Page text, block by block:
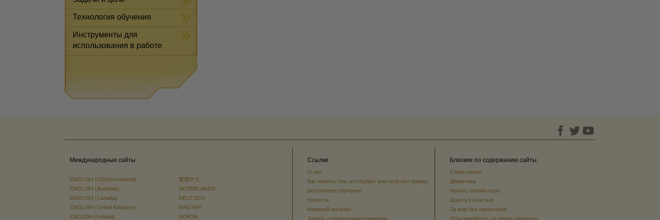
Технология обучения
Инструменты для
использования в работе
Международные сайты
ENGLISH (US/International)
ENGLISH (Australia)
ENGLISH (Canada)
ENGLISH (United Kingdom)
ENGLISH (Ireland)
繁體中文
NEDERLANDS
DEUTSCH
MAGYAR
NORSK
Ссылки
О нас
Как помочь тем, кто болеет или получил травму
Бесплатное обучение
Новости
Книжный магазин
Запрос о проведении семинара
Близкие по содержанию сайты
Саентология
Дианетика
Начать онлайн-курс
Дорога к счастью
За мир без наркотиков
Объединяйтесь за права человека